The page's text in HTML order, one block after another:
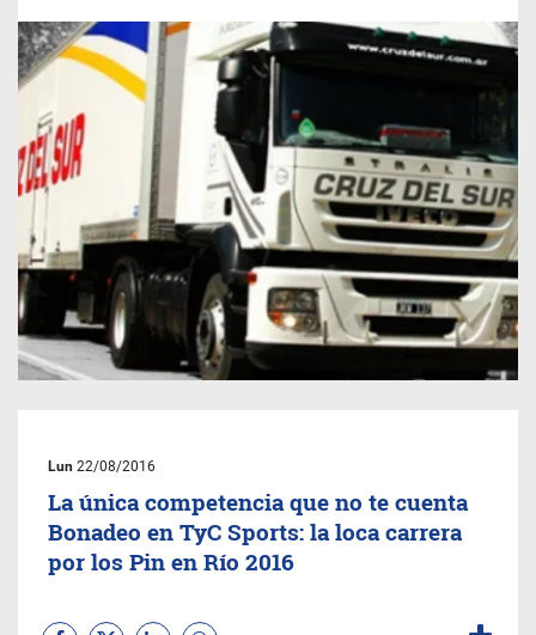
Lun 22/08/2016
La única competencia que no te cuenta
Bonadeo en TyC Sports: la loca carrera
por los Pin en Río 2016